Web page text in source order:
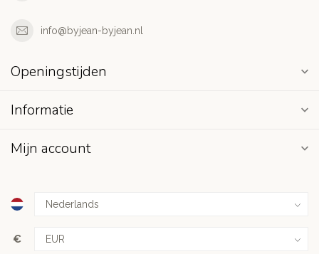
info@byjean-byjean.nl
Openingstijden
Informatie
Mijn account
€